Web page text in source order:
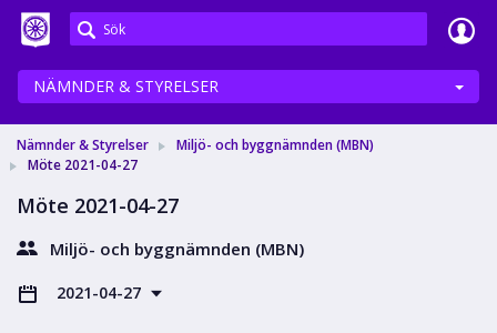
Meetings+
NÄMNDER & STYRELSER
Nämnder & Styrelser
Miljö- och byggnämnden (MBN)
Möte 2021-04-27
Möte 2021-04-27
Miljö- och byggnämnden (MBN)
2021-04-27